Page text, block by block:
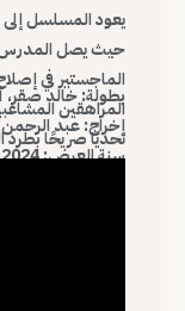
يعود المسلسل إلى
حيث يصل المدرس
الماجستير في
المراهقين
تحديًا صريحًا بطرد
بطولة: خالد صقر،
إخراج: عبد
سنة العرض: 2024